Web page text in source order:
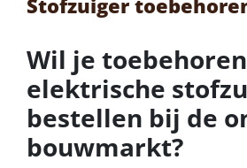
Stofzuiger
Wil je
elektrische
bestellen bij de
bouwmarkt?